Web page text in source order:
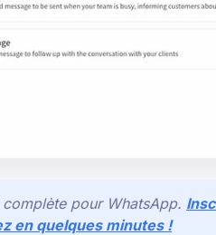
pour WhatsApp.
en quelques minutes !